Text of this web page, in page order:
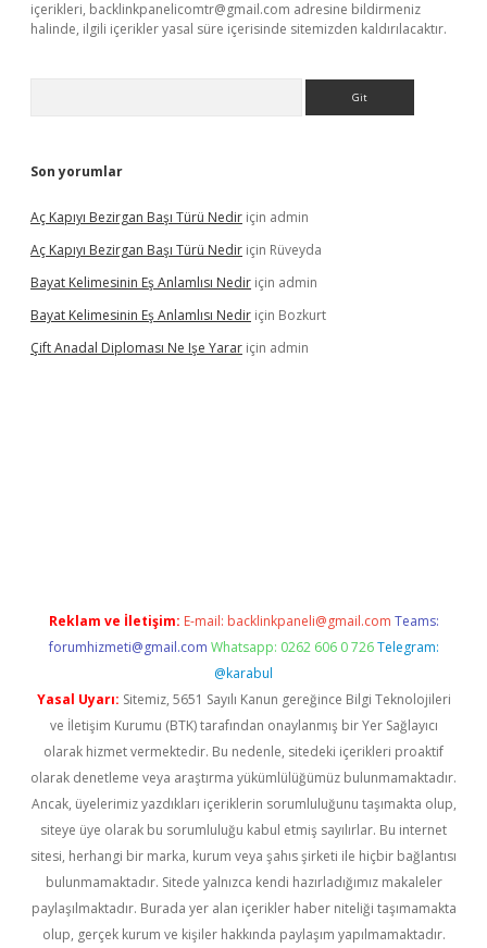
içerikleri, backlinkpanelicomtr@gmail.com adresine bildirmeniz
halinde, ilgili içerikler yasal süre içerisinde sitemizden kaldırılacaktır.
Son yorumlar
Aç Kapıyı Bezirgan Başı Türü Nedir için admin
Aç Kapıyı Bezirgan Başı Türü Nedir için Rüveyda
Bayat Kelimesinin Eş Anlamlısı Nedir için admin
Bayat Kelimesinin Eş Anlamlısı Nedir için Bozkurt
Çift Anadal Diploması Ne Işe Yarar için admin
Reklam ve İletişim: E-mail: backlinkpaneli@gmail.com Teams:
forumhizmeti@gmail.com Whatsapp: 0262 606 0 726 Telegram:
@karabul
Yasal Uyarı: Sitemiz, 5651 Sayılı Kanun gereğince Bilgi Teknolojileri
ve İletişim Kurumu (BTK) tarafından onaylanmış bir Yer Sağlayıcı
olarak hizmet vermektedir. Bu nedenle, sitedeki içerikleri proaktif
olarak denetleme veya araştırma yükümlülüğümüz bulunmamaktadır.
Ancak, üyelerimiz yazdıkları içeriklerin sorumluluğunu taşımakta olup,
siteye üye olarak bu sorumluluğu kabul etmiş sayılırlar. Bu internet
sitesi, herhangi bir marka, kurum veya şahıs şirketi ile hiçbir bağlantısı
bulunmamaktadır. Sitede yalnızca kendi hazırladığımız makaleler
paylaşılmaktadır. Burada yer alan içerikler haber niteliği taşımamakta
olup, gerçek kurum ve kişiler hakkında paylaşım yapılmamaktadır.